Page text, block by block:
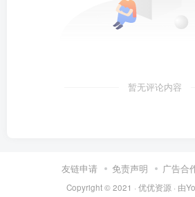
暂无评论内容
友链申请 免责声明 广告合
Copyright © 2021 · 优优资源 · 由